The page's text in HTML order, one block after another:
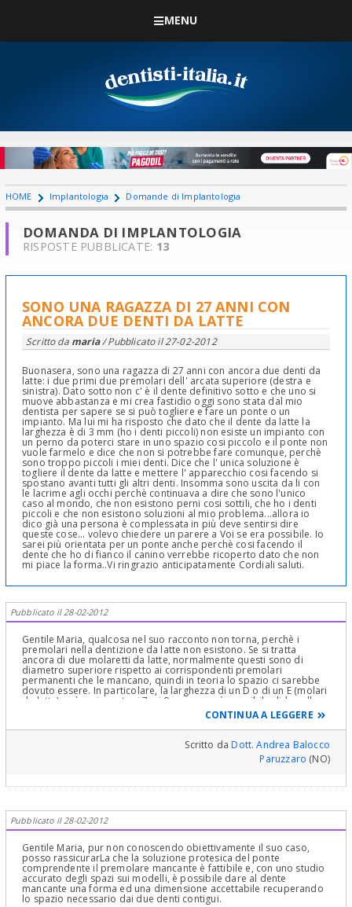
MENU
HOME Implantologia Domande di Implantologia
DOMANDA DI IMPLANTOLOGIA
RISPOSTE PUBBLICATE: 13
SONO UNA RAGAZZA DI 27 ANNI CON
ANCORA DUE DENTI DA LATTE
Scritto da maria/ Pubblicato il27-02-2012
Buonasera, sono una ragazza di 27 anni con ancora due denti da
latte: i due primi due premolari dell' arcata superiore (destra e
sinistra). Dato sotto non c' è il dente definitivo sotto e che uno si
muove abbastanza e mi crea fastidio oggi sono stata dal mio
dentista per sapere se si può togliere e fare un ponte o un
impianto. Ma lui mi ha risposto che dato che il dente da latte la
larghezza è di 3 mm (ho i denti piccoli) non esiste un impianto con
un perno da poterci stare in uno spazio cosi piccolo e il ponte non
vuole farmelo e dice che non si potrebbe fare comunque, perchè
sono troppo piccoli i miei denti. Dice che l' unica soluzione è
togliere il dente da latte e mettere l' apparecchio cosi facendo si
spostano avanti tutti gli altri denti. Insomma sono uscita da li con
le lacrime agli occhi perchè continuava a dire che sono l'unico
caso al mondo, che non esistono perni cosi sottili, che ho i denti
piccoli e che non esistono soluzioni al mio problema...allora io
dico già una persona è complessata in più deve sentirsi dire
queste cose... volevo chiedere un parere a Voi se era possibile. Io
sarei più orientata per un ponte anche perchè cosi facendo il
dente che ho di fianco il canino verrebbe ricoperto dato che non
mi piace la forma..Vi ringrazio anticipatamente Cordiali saluti.
Pubblicato il 28-02-2012
Gentile Maria, qualcosa nel suo racconto non torna, perchè i
premolari nella dentizione da latte non esistono. Se si tratta
ancora di due molaretti da latte, normalmente questi sono di
diametro superiore rispetto ai corrispondenti premolari
permanenti che le mancano, quindi in teoria lo spazio ci sarebbe
dovuto essere. In particolare, la larghezza di un D o di un E (molari
da latte) può arrivare tra i 7 e i 9 mm... non è possibile dirle nulla
sul caso specifico perchè mancano dati certi, salvo che in linea di
massima fare un ponte con corona sul canino perchè "non le piace
la forma" mi pare un'assurdità, soprattutto alla sua età. Posti
almeno una panoramica e ne riparliamo, cordialmente
CONTINUA A LEGGERE
Scritto daDott. Andrea Balocco
Paruzzaro (NO)
Pubblicato il 28-02-2012
Gentile Maria, pur non conoscendo obiettivamente il suo caso,
posso rassicurarLa che la soluzione protesica del ponte
comprendente il premolare mancante è fattibile e, con uno studio
accurato degli spazi sui modelli, è possibile dare al dente
mancante una forma ed una dimensione accettabile recuperando
lo spazio necessario dai due denti contigui.